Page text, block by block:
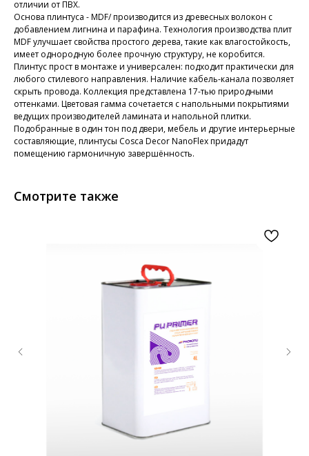
отличии от ПВХ.
Основа плинтуса - MDF/ производится из древесных волокон с
добавлением лигнина и парафина. Технология производства плит
MDF улучшает свойства простого дерева, такие как влагостойкость,
имеет однородную более прочную структуру, не коробится.
Плинтус прост в монтаже и универсален: подходит практически для
любого стилевого направления. Наличие кабель-канала позволяет
скрыть провода. Коллекция представлена 17-тью природными
оттенками. Цветовая гамма сочетается с напольными покрытиями
ведущих производителей ламината и напольной плитки.
Подобранные в один тон под двери, мебель и другие интерьерные
составляющие, плинтусы Cosca Decor NanoFlex придадут
помещению гармоничную завершённость.
Смотрите также